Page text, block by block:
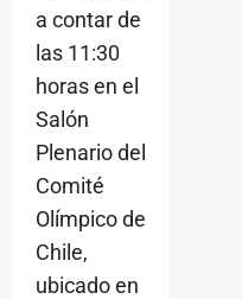
a contar de
las 11:30
horas en el
Salón
Plenario del
Comité
Olímpico de
Chile,
ubicado en